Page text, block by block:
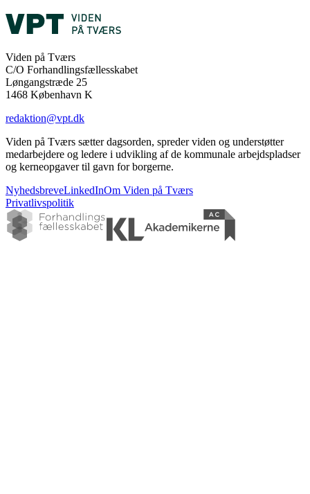
Viden på Tværs
C/O Forhandlingsfællesskabet
Løngangstræde 25
1468 København K
redaktion@vpt.dk
Viden på Tværs sætter dagsorden, spreder viden og understøtter
medarbejdere og ledere i udvikling af de kommunale arbejdspladser
og kerneopgaver til gavn for borgerne.
NyhedsbreveLinkedInOm Viden på Tværs
Privatlivspolitik